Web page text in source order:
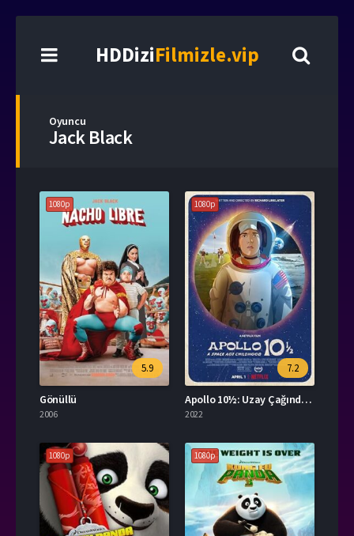
HDDiziFilmizle.vip
Oyuncu
Jack Black
1080p
5.9
Gönüllü
2006
1080p
7.2
Apollo 10½: Uzay Çağında Çocuk Olmak
2022
1080p 1080p